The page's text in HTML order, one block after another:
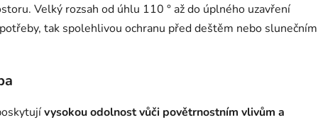
Velký rozsah od úhlu 110 ° až do úplného uzavření
tak spolehlivou ochranu před deštěm nebo slunečním
vysokou odolnost vůči povětrnostním vlivům a